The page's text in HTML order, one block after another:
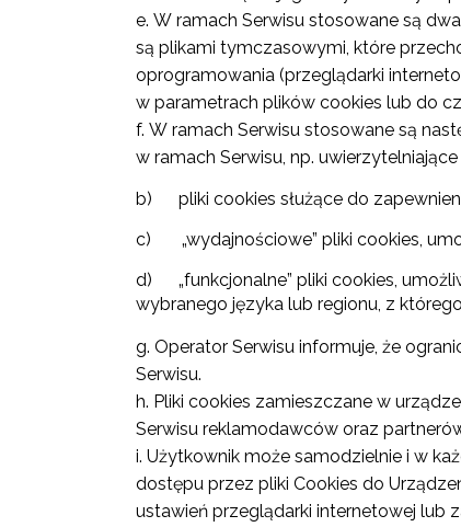
W ramach Serwisu stosowane są
są plikami tymczasowymi, które
oprogramowania (przeglądarki
w parametrach plików cookies lub do
W ramach Serwisu stosowane są
w ramach Serwisu, np.
b) pliki cookies służące do
c) „wydajnościowe” pliki cookies,
d) „funkcjonalne” pliki cookies,
wybranego języka lub regionu, z
Operator Serwisu informuje, że
Serwisu.
Pliki cookies zamieszczane w
Serwisu reklamodawców oraz
Użytkownik może samodzielnie i w
dostępu przez pliki Cookies do
ustawień przeglądarki internetowej lub